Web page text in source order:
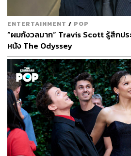
จะเห็นได้ว่าในการสร้างลุคให้ตัวละค
เปลี่ยนแปลงตลอด 15 ปีในเรื่องไม่ไ
แต่ยังต้องอาศัยการแต่งหน้าที่เนียนก
กันด้วย โดยอาศัยความร่วมมือของ
อาชีพ เพื่อให้ตัวละครของ Zendaya
วัย ซึ่งนับเป็นหนึ่งในปัจจัยสำคัญที่ท
เสียงชื่นชมในเรื่องของงานสร้างตัว
ภาพ:Challengersmovie / Instagram
อ้างอิง:
https://www.allure.com/story/
p-interview
ENTERTAINMENT / POP
“ผมกังวลมาก” Travis Scott รู้สึกป
หนัง The Odyssey